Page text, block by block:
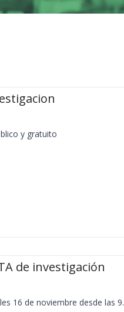
y gratuito
de investigación
16 de noviembre desde las 9.